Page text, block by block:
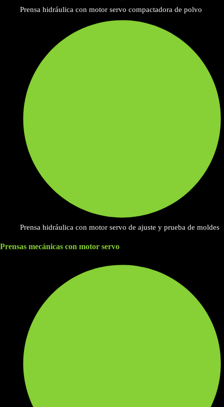
Prensa hidráulica con motor servo compactadora de polvo
Prensa hidráulica con motor servo de ajuste y prueba de moldes
Prensas mecánicas con motor servo